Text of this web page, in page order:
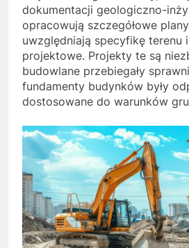
dokumentacji geologiczno-
opracowują szczegółowe
uwzględniają specyfikę terenu
projektowe. Projekty te są
budowlane przebiegały
fundamenty budynków były
dostosowane do warunków